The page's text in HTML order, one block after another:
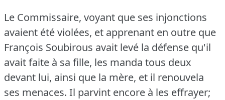
Le Commissaire, voyant que ses injonctions
avaient été violées, et apprenant en outre que
François Soubirous avait levé la défense qu'il
avait faite à sa fille, les manda tous deux
devant lui, ainsi que la mère, et il renouvela
ses menaces. Il parvint encore à les effrayer;